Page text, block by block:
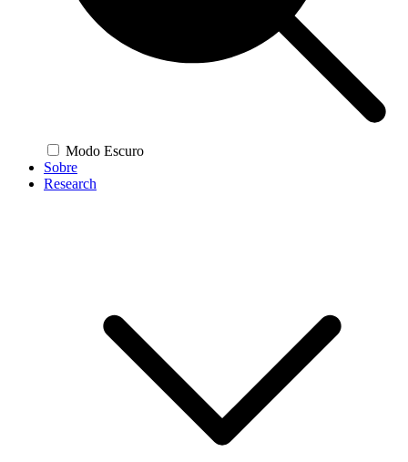
Modo Escuro
Sobre
Research